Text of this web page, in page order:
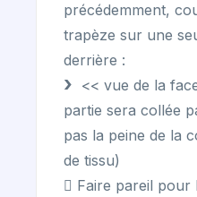
précédemment,
trapèze sur une
derrière :
<< vue de la
partie sera collée
pas la peine de la
de tissu)
 Faire pareil pour